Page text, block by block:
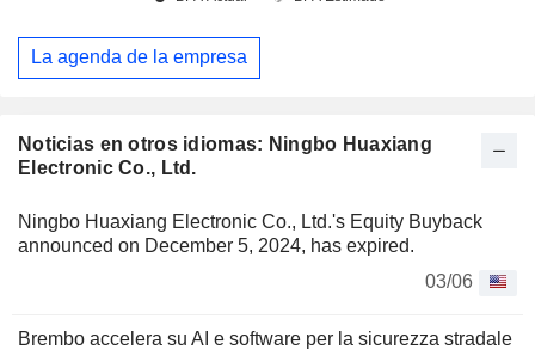
Noticias en otros idiomas: Ningbo Huaxiang
Electronic Co., Ltd.
Ningbo Huaxiang Electronic Co., Ltd.'s Equity Buyback
announced on December 5, 2024, has expired.
03/06
Brembo accelera su AI e software per la sicurezza stradale
La agenda de la empresa